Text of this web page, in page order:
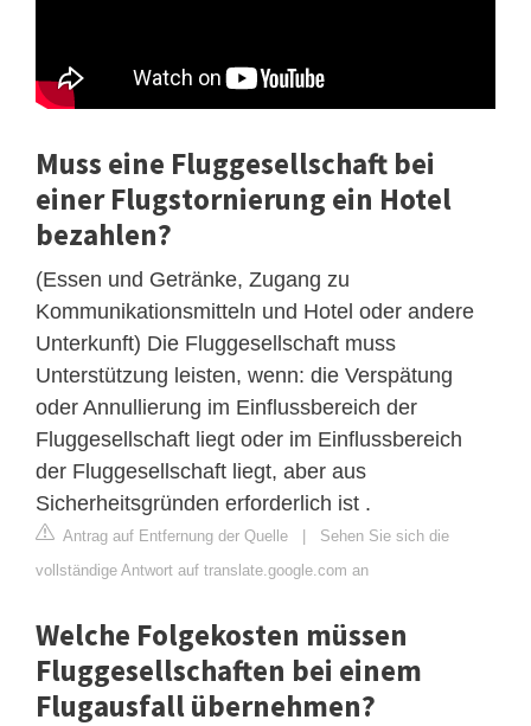
Muss eine Fluggesellschaft bei
einer Flugstornierung ein Hotel
bezahlen?
(Essen und Getränke, Zugang zu
Kommunikationsmitteln und Hotel oder andere
Unterkunft) Die Fluggesellschaft muss
Unterstützung leisten, wenn: die Verspätung
oder Annullierung im Einflussbereich der
Fluggesellschaft liegt oder im Einflussbereich
der Fluggesellschaft liegt, aber aus
Sicherheitsgründen erforderlich ist .
Antrag auf Entfernung der Quelle | Sehen Sie sich die
vollständige Antwort auf translate.google.com an
Welche Folgekosten müssen
Fluggesellschaften bei einem
Flugausfall übernehmen?